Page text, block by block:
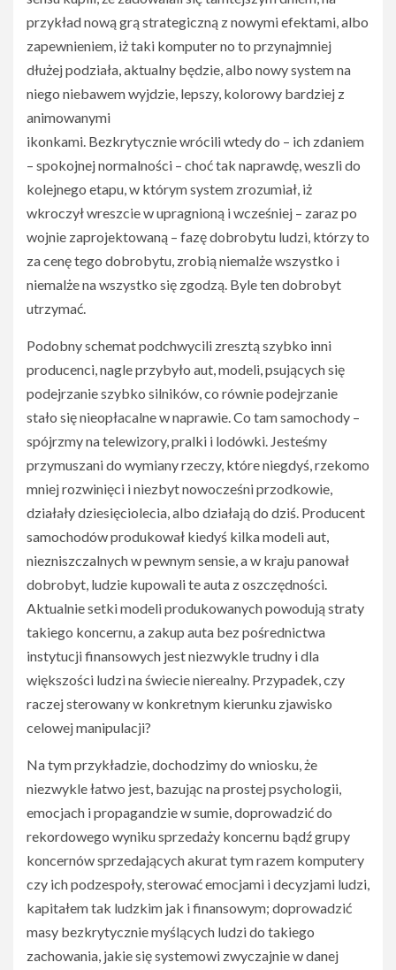
przykład nową grą strategiczną z nowymi efektami, albo
zapewnieniem, iż taki komputer no to przynajmniej
dłużej podziała, aktualny będzie, albo nowy system na
niego niebawem wyjdzie, lepszy, kolorowy bardziej z
animowanymi
ikonkami. Bezkrytycznie wrócili wtedy do – ich zdaniem
– spokojnej normalności – choć tak naprawdę, weszli do
kolejnego etapu, w którym system zrozumiał, iż
wkroczył wreszcie w upragnioną i wcześniej – zaraz po
wojnie zaprojektowaną – fazę dobrobytu ludzi, którzy to
za cenę tego dobrobytu, zrobią niemalże wszystko i
niemalże na wszystko się zgodzą. Byle ten dobrobyt
utrzymać.
Podobny schemat podchwycili zresztą szybko inni
producenci, nagle przybyło aut, modeli, psujących się
podejrzanie szybko silników, co równie podejrzanie
stało się nieopłacalne w naprawie. Co tam samochody –
spójrzmy na telewizory, pralki i lodówki. Jesteśmy
przymuszani do wymiany rzeczy, które niegdyś, rzekomo
mniej rozwinięci i niezbyt nowocześni przodkowie,
działały dziesięciolecia, albo działają do dziś. Producent
samochodów produkował kiedyś kilka modeli aut,
niezniszczalnych w pewnym sensie, a w kraju panował
dobrobyt, ludzie kupowali te auta z oszczędności.
Aktualnie setki modeli produkowanych powodują straty
takiego koncernu, a zakup auta bez pośrednictwa
instytucji finansowych jest niezwykle trudny i dla
większości ludzi na świecie nierealny. Przypadek, czy
raczej sterowany w konkretnym kierunku zjawisko
celowej manipulacji?
Na tym przykładzie, dochodzimy do wniosku, że
niezwykle łatwo jest, bazując na prostej psychologii,
emocjach i propagandzie w sumie, doprowadzić do
rekordowego wyniku sprzedaży koncernu bądź grupy
koncernów sprzedających akurat tym razem komputery
czy ich podzespoły, sterować emocjami i decyzjami ludzi,
kapitałem tak ludzkim jak i finansowym; doprowadzić
masy bezkrytycznie myślących ludzi do takiego
zachowania, jakie się systemowi zwyczajnie w danej